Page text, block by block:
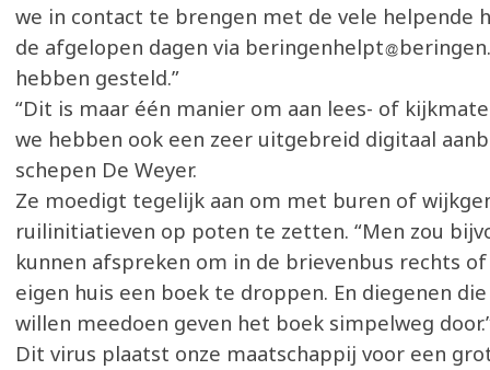
we in contact te brengen met de vele helpende
de afgelopen dagen via beringenhelpt
hebben gesteld.”
“Dit is maar één manier om aan lees- of
we hebben ook een zeer uitgebreid digitaal
schepen De Weyer.
Ze moedigt tegelijk aan om met buren of
ruilinitiatieven op poten te zetten. “Men zou
kunnen afspreken om in de brievenbus rechts
eigen huis een boek te droppen. En diegenen
willen meedoen geven het boek simpelweg
Dit virus plaatst onze maatschappij voor een